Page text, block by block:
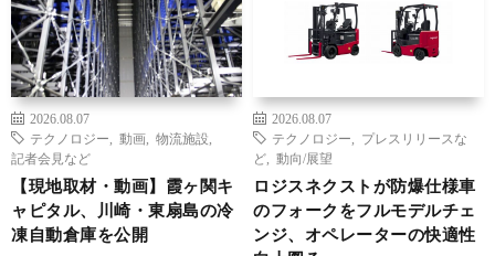
2026.08.07
テクノロジー
動画 物流施設
記者会見など
【現地取材・動画】霞ヶ関キ
ャピタル、川崎・東扇島の冷
凍自動倉庫を公開
2026.08.07
テクノロジー
プレスリリースな
ど
動向/展望
ロジスネクストが防爆仕様車
のフォークをフルモデルチェ
ンジ、オペレーターの快適性